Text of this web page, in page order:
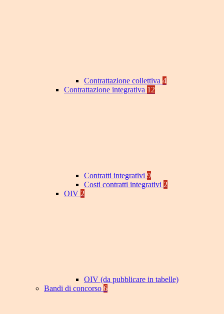
Contrattazione collettiva 4
Contrattazione integrativa 12
Contratti integrativi 9
Costi contratti integrativi 2
OIV 2
OIV (da pubblicare in tabelle)
Bandi di concorso 6